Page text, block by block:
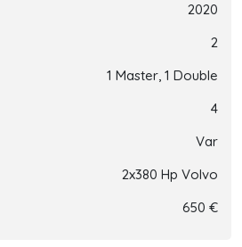
2020
2
1 Master, 1 Double
4
Var
2x380 Hp Volvo
650 €